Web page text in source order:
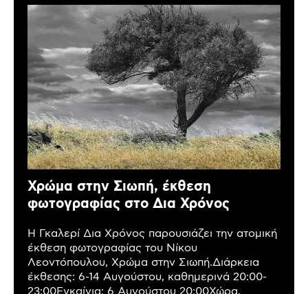
Χρώμα στην Σιωπή, έκθεση
φωτογραφίας στο Δια Χρόνος
Η Γκαλερί Δια Χρόνος παρουσιάζει την ατομική
έκθεση φωτογραφίας του Νίκου
Λεοντόπουλου, Χρώμα στην Σιωπή.Διάρκεια
έκθεσης: 6-14 Αυγούστου, καθημερινά 20:00-